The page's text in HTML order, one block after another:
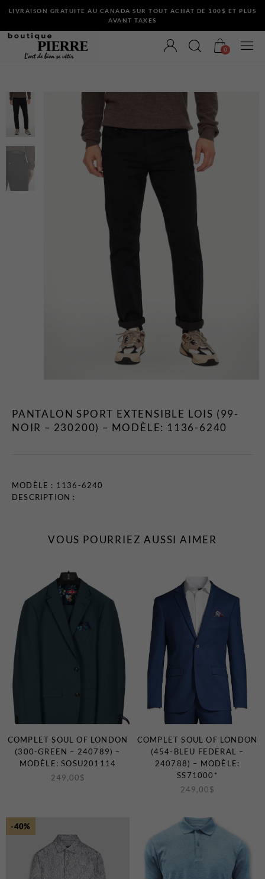
LIVRAISON GRATUITE AU CANADA SUR TOUT ACHAT DE 100$ ET PLUS
AVANT TAXES
VÊTEMENTS
Chandails et Cardigans
Cravates et Noeuds Papillons
Foulards et Chapeaux
EN VEDETTE
Certificats-cadeaux
NOUVEAUTÉS
0
PANTALON SPORT EXTENSIBLE LOIS (99-
NOIR – 230200) – MODÈLE: 1136-6240
MODÈLE : 1136-6240
DESCRIPTION :
VOUS POURRIEZ AUSSI AIMER
COMPLET SOUL OF LONDON
(300-GREEN – 240789) –
MODÈLE: SOSU201114
249,00 $
COMPLET SOUL OF LONDON
(454-BLEU FEDERAL –
240788) – MODÈLE:
SS71000*
249,00 $
-40%